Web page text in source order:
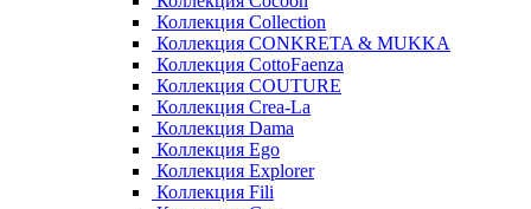
Коллекция Collection
Коллекция CONKRETA & MUKKA
Коллекция CottoFaenza
Коллекция COUTURE
Коллекция Crea-La
Коллекция Dama
Коллекция Ego
Коллекция Explorer
Коллекция Fili